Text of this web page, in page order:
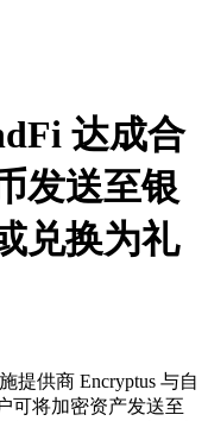
达成合
发送至银
兑换为礼
提供商 Encryptus 与自
可将加密资产发送至